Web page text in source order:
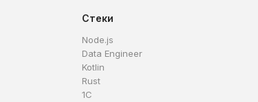
Стеки
Node.js
Data Engineer
Kotlin
Rust
1C